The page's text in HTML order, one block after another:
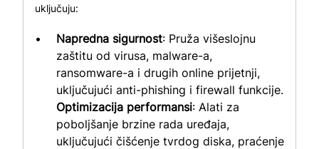
uključuju:
Napredna sigurnost: Pruža višeslojnu
zaštitu od virusa, malware-a,
ransomware-a i drugih online prijetnji,
uključujući anti-phishing i firewall funkcije.
Optimizacija performansi: Alati za
poboljšanje brzine rada uređaja,
uključujući čišćenje tvrdog diska, praćenje